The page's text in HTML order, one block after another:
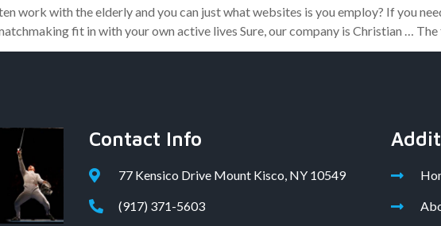
work with the elderly and you can just what websites is you employ? If you
fit in with your own active lives Sure, our company is Christian …
Contact Info
77 Kensico Drive Mount Kisco, NY 10549
(917) 371-5603